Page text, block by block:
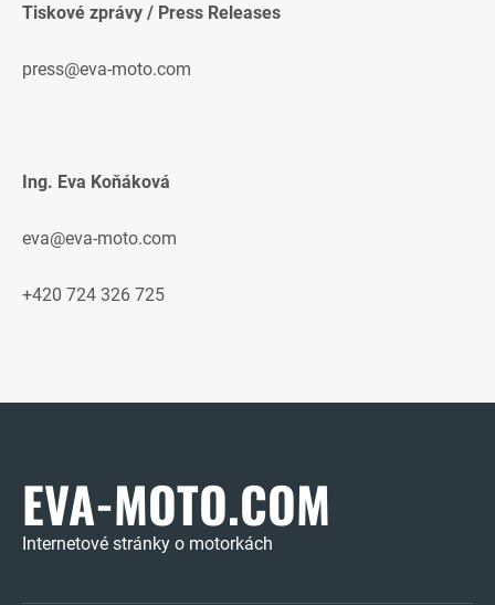
Tiskové zprávy / Press Releases
press@eva-moto.com
Ing. Eva Koňáková
eva@eva-moto.com
+420 724 326 725
EVA-MOTO.COM
Internetové stránky o motorkách